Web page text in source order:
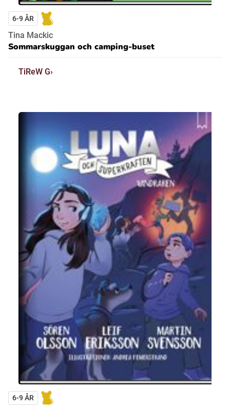
6-9 ÅR
Tina Mackic
Sommarskuggan och camping-buset
TiReW G
6-9 ÅR